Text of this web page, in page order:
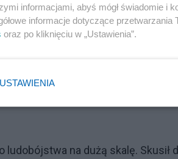
i masowa propaganda zaniknie.
się opłacać. Ale to jeszcze
poprzez wielkoskalowy
najbliższego ćwierćwiecza -
państw - innej drogi już nie
na dużą skalę. Skusił
informacjami, abyś mógł świadomie i
informacje dotyczące przetwarzania
oraz po kliknięciu w „Ustawienia”.
USTAWIENIA